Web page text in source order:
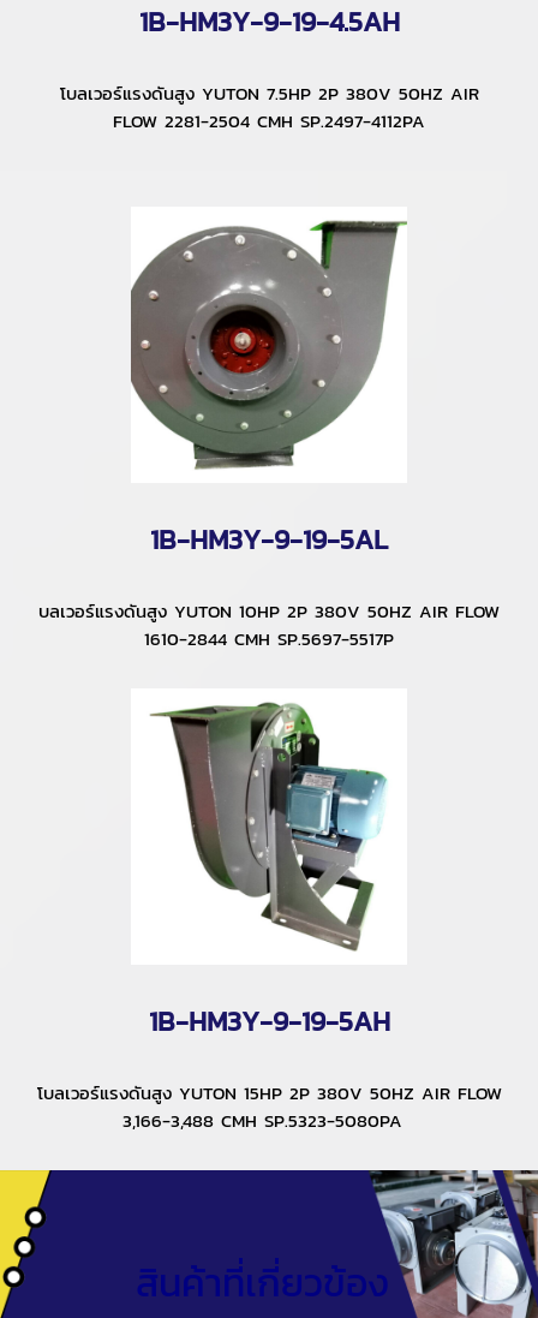
1B-HM3Y-9-19-4.5AH
โบลเวอร์แรงดันสูง YUTON 7.5HP 2P 380V 50HZ AIR
FLOW 2281-2504 CMH SP.2497-4112PA
1B-HM3Y-9-19-5AL
บลเวอร์แรงดันสูง YUTON 10HP 2P 380V 50HZ AIR FLOW
1610-2844 CMH SP.5697-5517P
1B-HM3Y-9-19-5AH
โบลเวอร์แรงดันสูง YUTON 15HP 2P 380V 50HZ AIR FLOW
3,166-3,488 CMH SP.5323-5080PA
สินค้าที่เกี่ยวข้อง